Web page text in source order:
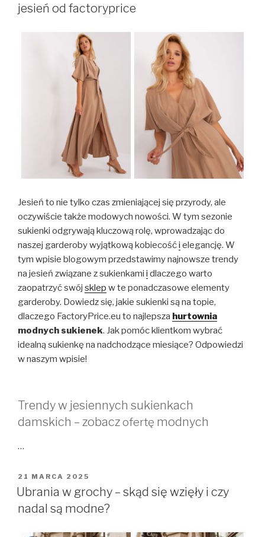
jesień od factoryprice
Jesień to nie tylko czas zmieniającej się przyrody, ale
oczywiście także modowych nowości. W tym sezonie
sukienki odgrywają kluczową rolę, wprowadzając do
naszej garderoby wyjątkową kobiecośći elegancję. W
tym wpisie blogowym przedstawimy najnowsze trendy
na jesień związane z sukienkami i dlaczego warto
zaopatrzyć swój sklep w te ponadczasowe elementy
garderoby. Dowiedz się, jakie sukienki są na topie,
dlaczego FactoryPrice.eu to najlepsza hurtownia
modnych sukienek. Jak pomóc klientkom wybrać
idealną sukienkę na nadchodzące miesiące? Odpowiedzi
w naszym wpisie!
Trendy w jesiennych sukienkach
damskich – zobaczofertę modnych
…
OPUBLIKOWANE
W
21 MARCA 2025
Ubrania w grochy – skąd się wzięły i czy
nadal są modne?